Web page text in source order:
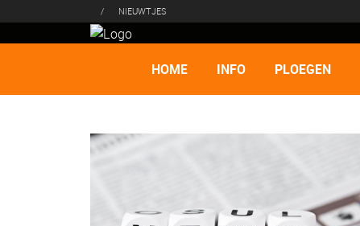
/ NIEUWTJES
HOME INFO PLOEGEN